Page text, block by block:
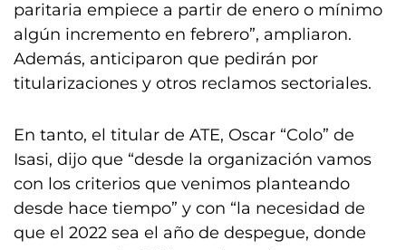
paritaria empiece a partir de enero o mínimo
algún incremento en febrero”, ampliaron.
Además, anticiparon que pedirán por
titularizaciones y otros reclamos sectoriales.
En tanto, el titular de ATE, Oscar “Colo” de
Isasi, dijo que “desde la organización vamos
con los criterios que venimos planteando
desde hace tiempo” y con “la necesidad de
que el 2022 sea el año de despegue, donde